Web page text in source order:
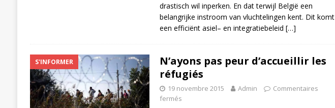
drastisch wil inperken. En dat terwijl België een
belangrijke instroom van vluchtelingen kent. Dit komt
een efficiënt asiel– en integratiebeleid […]
S'INFORMER
N’ayons pas peur d’accueillir les
réfugiés
19 novembre 2015 Admin
Commentaires
fermés